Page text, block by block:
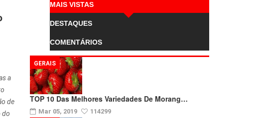
a
de
do
MAIS VISTAS
DESTAQUES
COMENTÁRIOS
TOP 10 Das Melhores Variedades De Morang…
Mar 05, 2019 114299
GERAIS